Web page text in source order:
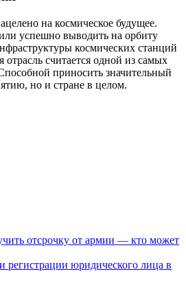
на космическое будущее.
успешно выводить на орбиту
космических станций
считается одной из самых
приносить значительный
но и стране в целом.
отсрочку от армии — кто может
регистрации юридического лица в